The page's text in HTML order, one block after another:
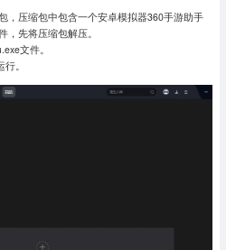
，压缩包中包含一个安卓模拟器360手游助手
，先将压缩包解压。
文件。
。